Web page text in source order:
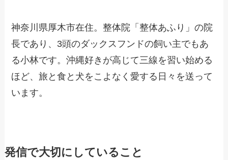
神奈川県厚木市在住。整体院「整体あふり」の院
長であり、3頭のダックスフンドの飼い主でもあ
る小林です。沖縄好きが高じて三線を習い始める
ほど、旅と食と犬をこよなく愛する日々を送って
います。
発信で大切にしていること